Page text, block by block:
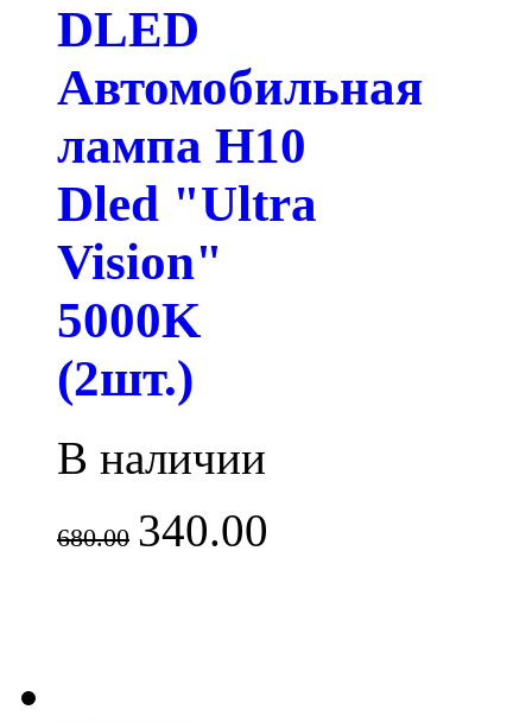
DLED
Автомобильная
лампа H10
Dled "Ultra
Vision"
5000K
(2шт.)
В наличии
680.00 340.00